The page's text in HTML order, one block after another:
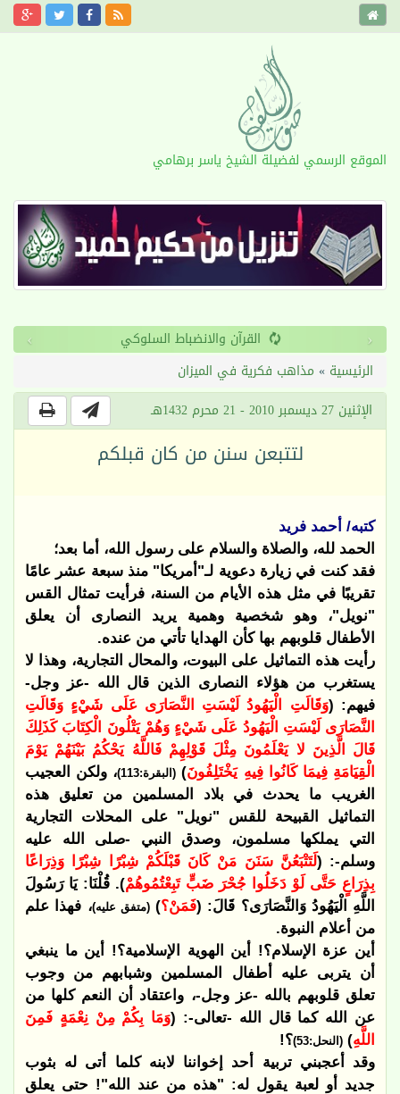
الموقع الرسمي لفضيلة الشيخ ياسر برهامي
القرآن والانضباط السلوكي ‹
›
الرئيسية » مذاهب فكرية في الميزان
الإثنين 27 ديسمبر 2010 - 21 محرم 1432هـ
لتتبعن سنن من كان قبلكم
كتبه/ أحمد فريد
الحمد لله، والصلاة والسلام على رسول الله، أما بعد؛
فقد كنت في زيارة دعوية لـ"أمريكا" منذ سبعة عشر عامًا
تقريبًا في مثل هذه الأيام من السنة، فرأيت تمثال القس
"نويل"، وهو شخصية وهمية يريد النصارى أن يعلق
الأطفال قلوبهم بها كأن الهدايا تأتي من عنده.
رأيت هذه التماثيل على البيوت، والمحال التجارية، وهذا لا
يستغرب من هؤلاء النصارى الذين قال الله -عز وجل-
فيهم: (وَقَالَتِ الْيَهُودُ لَيْسَتِ النَّصَارَى عَلَى شَيْءٍ وَقَالَتِ
النَّصَارَى لَيْسَتِ الْيَهُودُ عَلَى شَيْءٍ وَهُمْ يَتْلُونَ الْكِتَابَ كَذَلِكَ
قَالَ الَّذِينَ لا يَعْلَمُونَ مِثْلَ قَوْلِهِمْ فَاللَّهُ يَحْكُمُ بَيْنَهُمْ يَوْمَ
الْقِيَامَةِ فِيمَا كَانُوا فِيهِ يَخْتَلِفُونَ) (البقرة:113)
، ولكن العجيب
الغريب ما يحدث في بلاد المسلمين من تعليق هذه
التماثيل القبيحة للقس "نويل" على المحلات التجارية
التي يملكها مسلمون، وصدق النبي -صلى الله عليه
وسلم-: (لَتَتْبَعُنَّ سَنَنَ مَنْ كَانَ قَبْلَكُمْ شِبْرًا شِبْرًا وَذِرَاعًا
بِذِرَاعٍ حَتَّى لَوْ دَخَلُوا جُحْرَ ضَبٍّ تَبِعْتُمُوهُمْ). قُلْنَا: يَا رَسُولَ
اللَّهِ الْيَهُودُ وَالنَّصَارَى؟ قَالَ: (فَمَنْ؟)(متفق عليه)، فهذا علم
من أعلام النبوة.
أين عزة الإسلام؟! أين الهوية الإسلامية؟! أين ما ينبغي
أن يتربى عليه أطفال المسلمين وشبابهم من وجوب
تعلق قلوبهم بالله -عز وجل-، واعتقاد أن النعم كلها من
عن الله كما قال الله -تعالى-: (وَمَا بِكُمْ مِنْ نِعْمَةٍ فَمِنَ
اللَّهِ) (النحل:53)
؟!
وقد أعجبني تربية أحد إخواننا لابنه كلما أتى له بثوب
جديد أو لعبة يقول له: "هذه من عند الله"! حتى يعلق